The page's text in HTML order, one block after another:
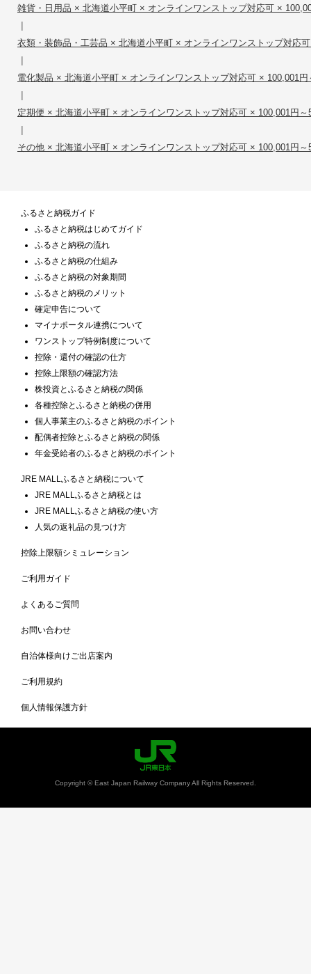
雑貨・日用品 × 北海道小平町 × オンラインワンストップ対応可 ×
|
衣類・装飾品・工芸品 × 北海道小平町 × オンラインワンストップ対応
|
電化製品 × 北海道小平町 × オンラインワンストップ対応可 × 100,001円
|
定期便 × 北海道小平町 × オンラインワンストップ対応可 × 100,001円～
|
その他 × 北海道小平町 × オンラインワンストップ対応可 × 100,001円～
ふるさと納税ガイド
ふるさと納税はじめてガイド
ふるさと納税の流れ
ふるさと納税の仕組み
ふるさと納税の対象期間
ふるさと納税のメリット
確定申告について
マイナポータル連携について
ワンストップ特例制度について
控除・還付の確認の仕方
控除上限額の確認方法
株投資とふるさと納税の関係
各種控除とふるさと納税の併用
個人事業主のふるさと納税のポイント
配偶者控除とふるさと納税の関係
年金受給者のふるさと納税のポイント
JRE MALLふるさと納税について
JRE MALLふるさと納税とは
JRE MALLふるさと納税の使い方
人気の返礼品の見つけ方
控除上限額シミュレーション
ご利用ガイド
よくあるご質問
お問い合わせ
自治体様向けご出店案内
ご利用規約
個人情報保護方針
Copyright © East Japan Railway Company All Rights Reserved.